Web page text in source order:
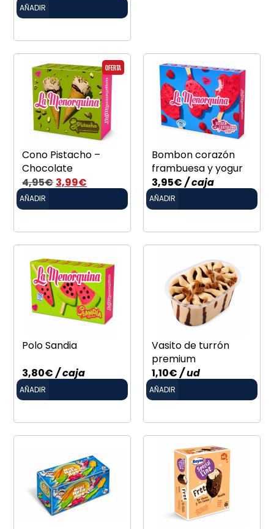
AÑADIR
Cono Pistacho –
Chocolate
4,95€ 3,99€
Oferta
AÑADIR
Bombon corazón
frambuesa y yogur
3,95€/ caja
AÑADIR
Polo Sandia
3,80€/ caja
AÑADIR
Vasito de turrón
premium
1,10€/ ud
AÑADIR